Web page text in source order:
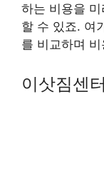
하는 비용을
할 수 있죠. 여
를 비교하며
이삿짐센